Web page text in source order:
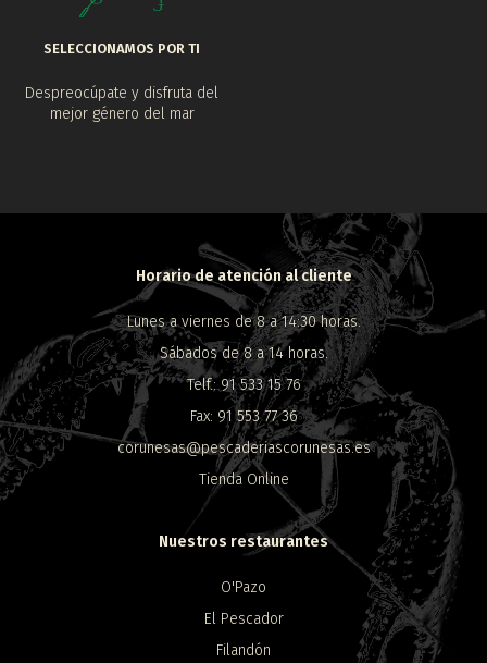
SELECCIONAMOS POR TI
Despreocúpate y disfruta del
mejor género del mar
Horario de atención al cliente
Lunes a viernes de 8 a 14:30 horas.
Sábados de 8 a 14 horas.
Telf.: 91 533 15 76
Fax: 91 553 77 36
corunesas@pescaderiascorunesas.es
Tienda Online
Nuestros restaurantes
O'Pazo
El Pescador
Filandón